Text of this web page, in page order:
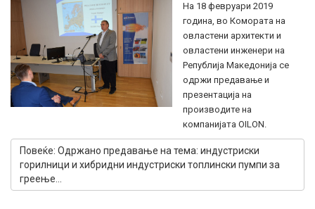
На 18 февруари 2019
година, во Комората на
овластени архитекти и
овластени инженери на
Републија Македонија се
одржи предавање и
презентација на
производите на
компанијата OILON.
Повеќе: Одржано предавање на тема: индустриски
горилници и хибридни индустриски топлински пумпи за
греење...